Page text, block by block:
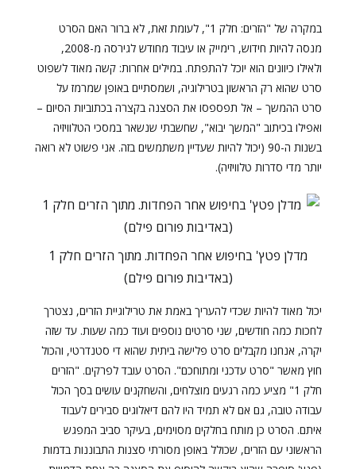
במקרה של "הזרים: חלק 1", לעומת זאת, לא ברור האם הסרט
מנסה להיות חידוש, רימייק או עיבוד מחודש לגירסה מ-2008,
ולאילו כיוונים הוא יוכל להתפתח. במילים אחרות: קשה מאוד לשפוט
סרט שהוא רק הראשון בטרילוגיה, ושמסתיים באופן שמרמז על
סרט ההמשך – אל תפספסו את הסצנה בקצרה בכתוביות הסיום –
ואפילו בכיתוב "המשך יבוא", שחשבתי שנשאר במסכי הטלוויזיה
בשנות ה-90 (יכול להיות שעדיין משתמשים בזה. אני פשוט לא רואה
יותר מדי סדרות טלוויזיה).
מדלן פטץ' בחיפוש אחר הפחדות. מתוך הזרים חלק 1
(באדיבות פורום פילם)
יכול מאוד להיות שכדי להעריך באמת את טרילוגיית הזרים, נצטרך
לחכות כמה חודשים, שני סרטים נוספים ועוד כמה שעות. עד שזה
יקרה, אנחנו מקבלים סרט פלישה ביתית שהוא די סטנדרטי, והכול
חוץ מאשר "סרט עדכני ומתוחכם". הסרט עובד לפרקים. "הזרים
חלק 1" מציע כמה רגעים מוצלחים, והשחקנים עושים בסך הכול
עבודה טובה, גם אם לא תמיד היו להם דיאלוגים סבירים לעבוד
איתם. הסרט כן מותח בחלקים מסוימים, בעיקר סביב המפגש
הראשוני עם הזרים, שכולל באופן מסורתי סצנות התבוננות בדמות